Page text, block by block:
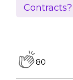
Contracts?
80